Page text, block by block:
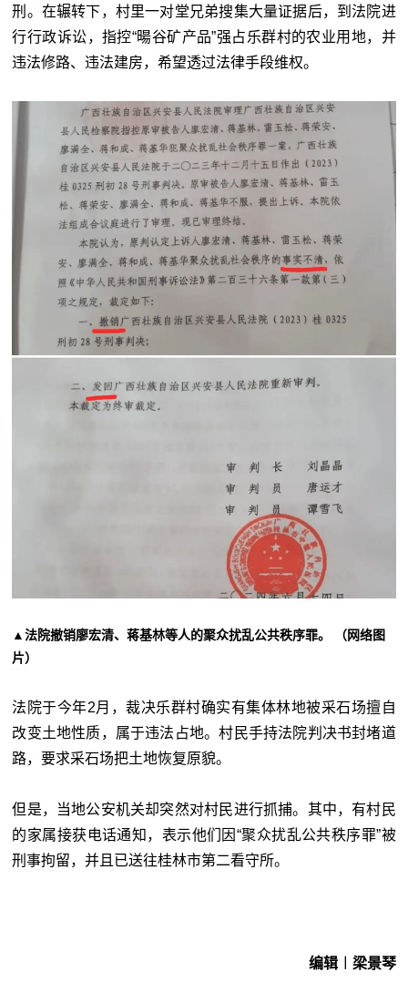
刑。在辗转下，村里一对堂兄弟搜集大量证据后，到法院进
行行政诉讼，指控“暘谷矿产品”强占乐群村的农业用地，并
违法修路、违法建房，希望透过法律手段维权。
▲法院撤销廖宏清、蒋基林等人的聚众扰乱公共秩序罪。 （网络图
片）
法院于今年2月，裁决乐群村确实有集体林地被采石场擅自
改变土地性质，属于违法占地。村民手持法院判决书封堵道
路，要求采石场把土地恢复原貌。
但是，当地公安机关却突然对村民进行抓捕。其中，有村民
的家属接获电话通知，表示他们因“聚众扰乱公共秩序罪”被
刑事拘留，并且已送往桂林市第二看守所。
编辑︱梁景琴